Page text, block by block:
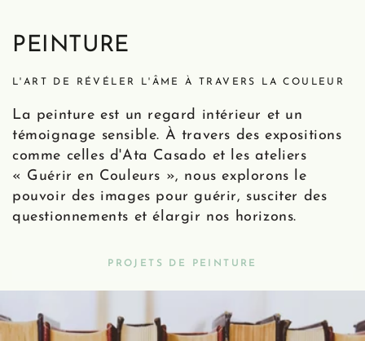
PEINTURE
L'ART DE RÉVÉLER L'ÂME À TRAVERS LA COULEUR
La peinture est un regard intérieur et un
témoignage sensible. À travers des expositions
comme celles d'Ata Casado et les ateliers
« Guérir en Couleurs », nous explorons le
pouvoir des images pour guérir, susciter des
questionnements et élargir nos horizons.
PROJETS DE PEINTURE